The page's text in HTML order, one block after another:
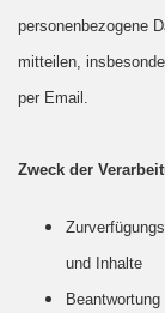
personenbezogene
mitteilen,
per Email.
Zweck der
und Inhalte